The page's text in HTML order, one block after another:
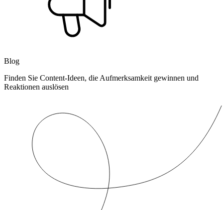
Blog
Finden Sie Content-Ideen, die Aufmerksamkeit gewinnen und
Reaktionen auslösen